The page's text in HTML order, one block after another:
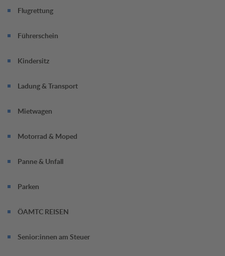
Flugrettung
Führerschein
Kindersitz
Ladung & Transport
Mietwagen
Motorrad & Moped
Panne & Unfall
Parken
ÖAMTC REISEN
Senior:innen am Steuer